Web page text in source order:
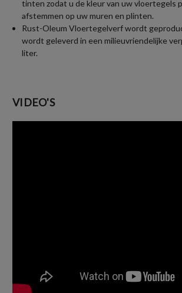
tinten zodat u de kleur van uw vloertegels
afstemmen op uw muren en plinten.
Rust-Oleum Vloertegelverf wordt
wordt geleverd in een milieuvriendelijke
liter.
VIDEO'S